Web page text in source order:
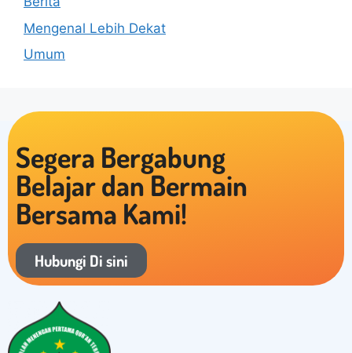
Mengenal Lebih Dekat
Umum
Segera Bergabung
Belajar dan Bermain
Bersama Kami!
Hubungi Di sini